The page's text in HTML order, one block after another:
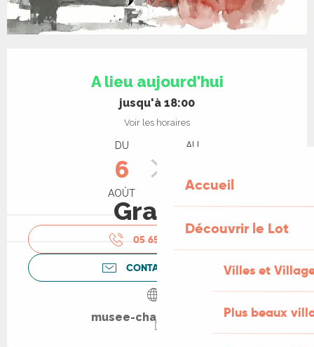
Accueil
Découvrir le Lot
Villes et
Plus beaux
A lieu aujourd'hui
jusqu'à 18:00
Voir les horaires
DU
6
AOÛT
AU
AOÛT
Gratuit
05 65 50 31
CONTACTEZ-NOUS
musee-champollion.fr